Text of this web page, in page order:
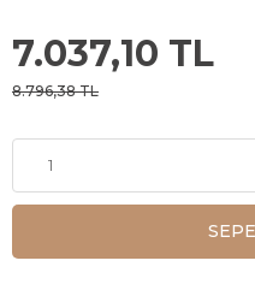
7.037,10 TL
8.796,38 TL